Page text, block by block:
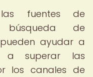
fuentes de
de
ayudar a
a superar las
los canales de